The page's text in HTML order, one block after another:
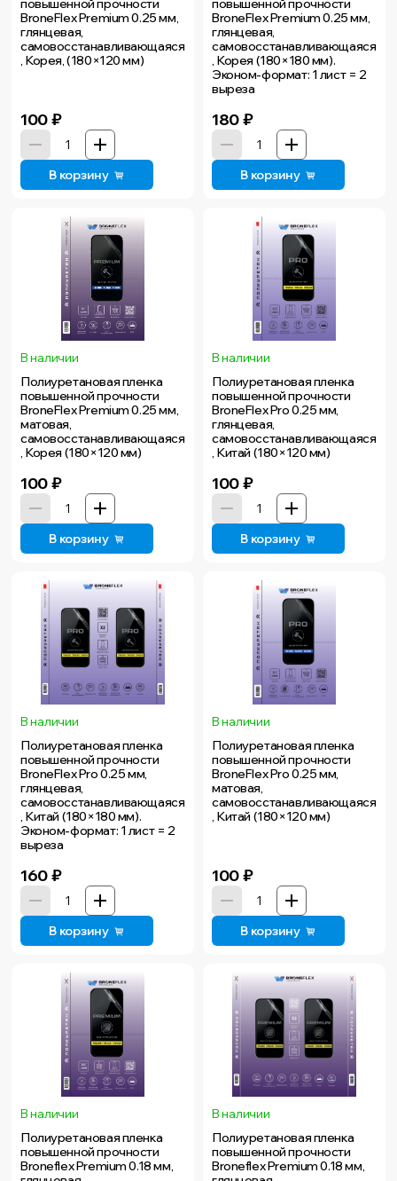
повышенной прочности
BroneFlex Premium 0.25 мм,
глянцевая,
самовосстанавливающаяся
, Корея, (180×120 мм)
100₽
В корзину
повышенной прочности
BroneFlex Premium 0.25 мм,
глянцевая,
самовосстанавливающаяся
, Корея (180×180 мм).
Эконом-формат: 1 лист = 2
выреза
180₽
В корзину
В наличии
Полиуретановая пленка
повышенной прочности
BroneFlex Premium 0.25 мм,
матовая,
самовосстанавливающаяся
, Корея (180×120 мм)
100₽
В корзину
В наличии
Полиуретановая пленка
повышенной прочности
BroneFlex Pro 0.25 мм,
глянцевая,
самовосстанавливающаяся
, Китай (180×120 мм)
100₽
В корзину
В наличии
Полиуретановая пленка
повышенной прочности
BroneFlex Pro 0.25 мм,
глянцевая,
самовосстанавливающаяся
, Китай (180×180 мм).
Эконом-формат: 1 лист = 2
выреза
160₽
В корзину
В наличии
Полиуретановая пленка
повышенной прочности
BroneFlex Pro 0.25 мм,
матовая,
самовосстанавливающаяся
, Китай (180×120 мм)
100₽
В корзину
В наличии
Полиуретановая пленка
повышенной прочности
Broneflex Premium 0.18 мм,
В наличии
Полиуретановая пленка
повышенной прочности
Broneflex Premium 0.18 мм,